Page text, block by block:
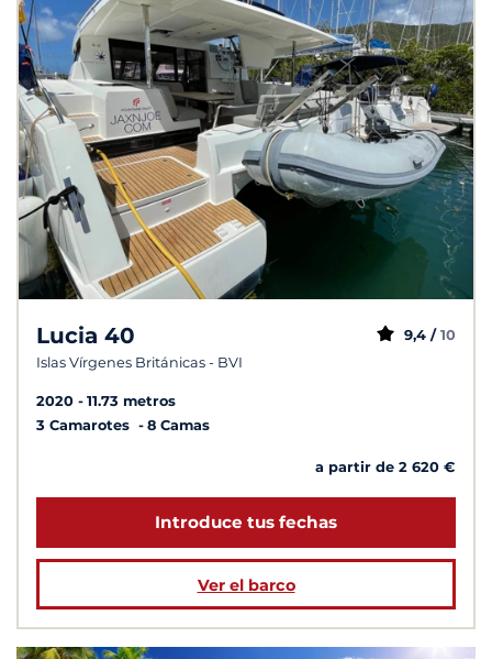
Lucia 40
Islas Vírgenes Británicas - BVI
9,4 / 10
2020
11.73 metros
3 Camarotes
8 Camas
a partir de 2 620 €
Introduce tus fechas
Ver el barco